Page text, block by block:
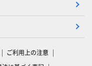
ご利用上の注意